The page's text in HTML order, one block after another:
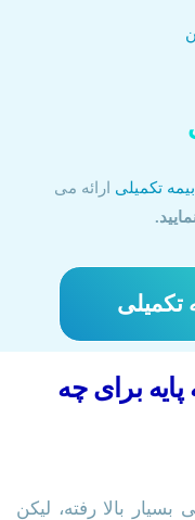
تکمیلی ارائه می
تکمیلی
برای چه
بسیار بالا رفته، لیکن